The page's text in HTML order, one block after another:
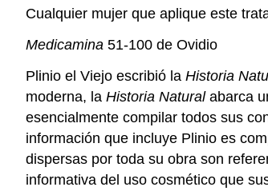
Cualquier mujer que aplique este
Medicamina 51-100 de Ovidio
Plinio el Viejo escribió la Historia
moderna, la Historia Naturalabarca
esencialmente compilar todos sus
información que incluye Plinio es
dispersas por toda su obra son
informativa del uso cosmético que